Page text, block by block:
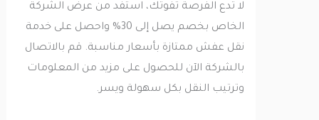
لا تدع الفرصة تفوتك، استفد من عرض الشركة
الخاص بخصم يصل إلى 30% واحصل على خدمة
نقل عفش ممتازة بأسعار مناسبة. قم بالاتصال
بالشركة الآن للحصول على مزيد من المعلومات
وترتيب النقل بكل سهولة ويسر.